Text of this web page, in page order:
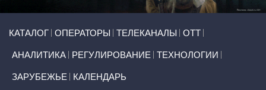
КАТАЛОГ ОПЕРАТОРЫ ТЕЛЕКАНАЛЫ ОТТ
АНАЛИТИКА РЕГУЛИРОВАНИЕ ТЕХНОЛОГИИ
ЗАРУБЕЖЬЕ КАЛЕНДАРЬ